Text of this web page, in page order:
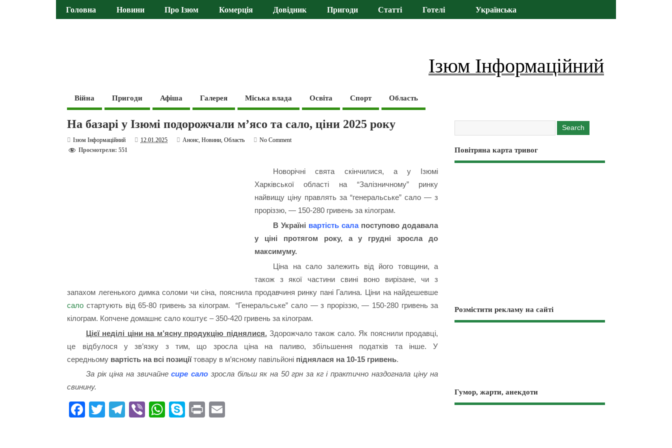
Головна Новини Про Ізюм Комерція Довідник Пригоди Статті Готелі Українська
Ізюм Інформаційний
Війна Пригоди Афіша Галерея Міська влада Освіта Спорт Область
На базарі у Ізюмі подорожчали м’ясо та сало, ціни 2025 року
Ізюм Інформаційний 12.01.2025 Анонс,Новини,Область
No Comment
Просмотрели: 551
Новорічні свята скінчилися, а у Ізюмі
Харківської області на “Залізничному” ринку
найвищу ціну правлять за “генеральське” сало — з
проріззю, — 150-280 гривень за кілограм.
В Україні вартість салапоступово додавала
у ціні протягом року, а у грудні зросла до
максимуму.
Ціна на сало залежить від його товщини, а
також з якої частини свині воно вирізане, чи з
запахом легенького димка соломи чи сіна, пояснила продавчиня ринку пані Галина. Ціни на найдешевше
сало стартують від 65-80 гривень за кілограм. “Генеральське” сало — з проріззю, — 150-280 гривень за
кілограм. Копчене домашнє сало коштує – 350-420 гривень за кілограм.
Цієї неділі ціни на м’ясну продукцію піднялися.Здорожчало також сало. Як пояснили продавці,
це відбулося у зв’язку з тим, що зросла ціна на паливо, збільшення податків та інше. У
середньому вартість на всі позиціїтовару в м’ясному павільйоні піднялася на 10-15 гривень.
За рік ціна на звичайнесире сало зросла більш як на 50 грн за кг і практично наздогнала ціну на
свинину.
Fa T
Te Vi
W
S
Pr
Повітряна карта тривог
Розмістити рекламу на сайті
Гумор, жарти, анекдоти